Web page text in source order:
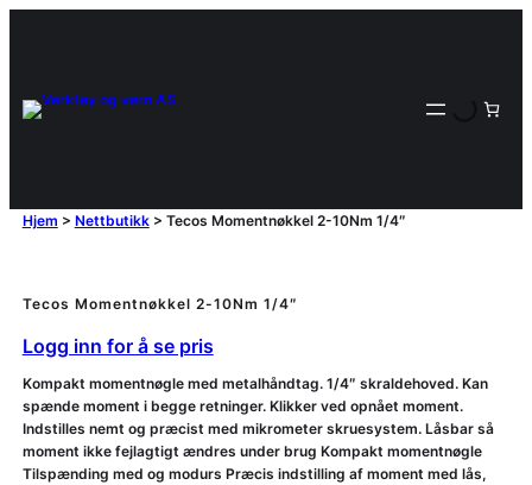
Hjem > Nettbutikk> Tecos Momentnøkkel 2-10Nm 1/4″
Tecos Momentnøkkel 2-10Nm 1/4″
Logg inn for å se pris
Kompakt momentnøgle med metalhåndtag. 1/4″ skraldehoved. Kan
spænde moment i begge retninger. Klikker ved opnået moment.
Indstilles nemt og præcist med mikrometer skruesystem. Låsbar så
moment ikke fejlagtigt ændres under brug Kompakt momentnøgle
Tilspænding med og modurs Præcis indstilling af moment med lås,